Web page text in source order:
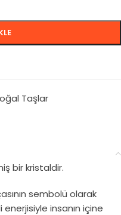
Taşlar
bir kristaldir.
sembolü olarak
insanın içine